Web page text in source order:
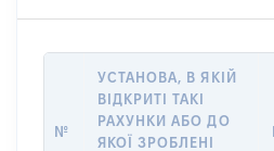
№
УСТАНОВА, В ЯКІЙ
ВІДКРИТІ ТАКІ
РАХУНКИ АБО ДО
ЯКОЇ ЗРОБЛЕНІ